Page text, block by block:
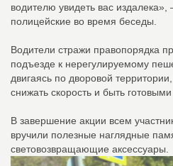
водителю увидеть вас
полицейские во время беседы.
Водители стражи правопорядка
подъезде к нерегулируемому
двигаясь по дворовой
снижать скорость и быть готовыми
В завершение акции всем
вручили полезные наглядные
световозвращающие аксессуары.